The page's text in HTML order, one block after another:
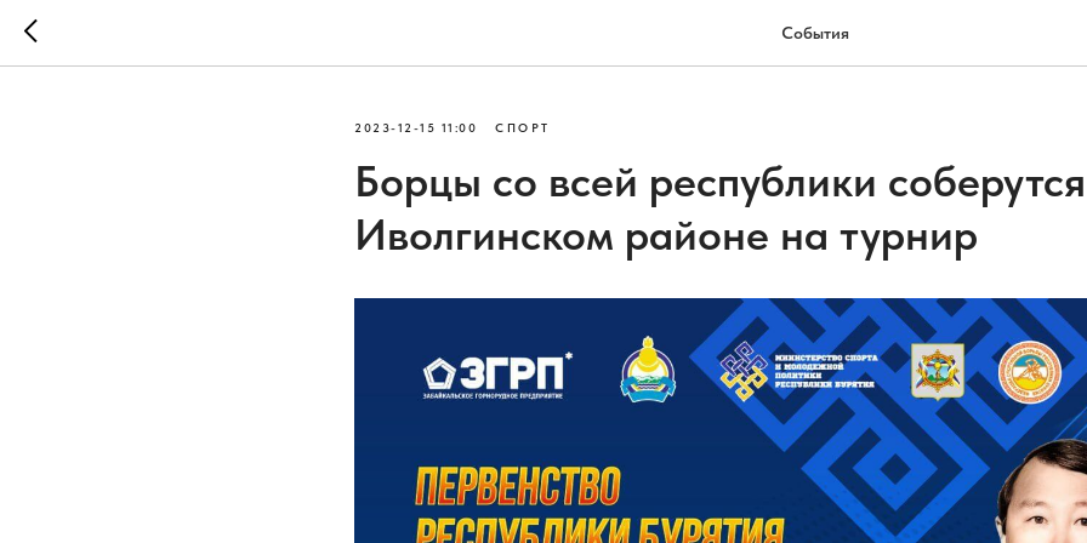
События
2023-12-15 11:00 СПОРТ
Борцы со всей республики
Иволгинском районе на турнир